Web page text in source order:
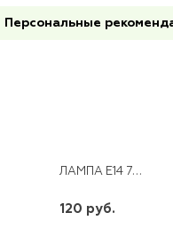
Персональные
ЛАМПА E14 7W СВЕЧА ПРОЗР. 230V 2700K LB-66 FERON
120 руб.